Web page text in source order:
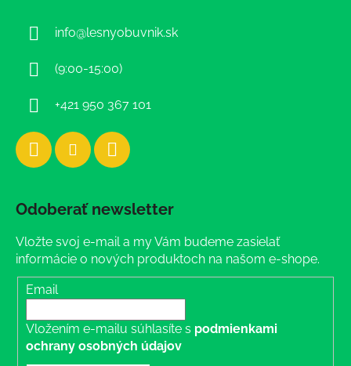
info@lesnyobuvnik.sk
(9:00-15:00)
+421 950 367 101
Odoberať newsletter
Vložte svoj e-mail a my Vám budeme zasielať
informácie o nových produktoch na našom e-shope.
Email
Vložením e-mailu súhlasíte s podmienkami
ochrany osobných údajov